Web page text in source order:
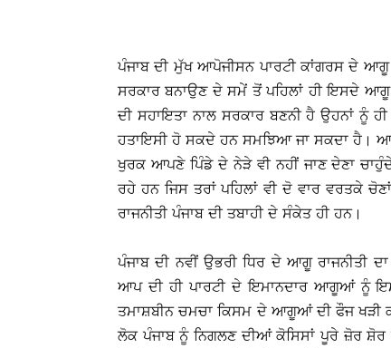
ਪੰਜਾਬ ਦੀ ਮੁੱਖ ਆਪੋਜੀਸਨ ਪਾਰਟੀ ਕਾਂਗਰਸ ਦੇ
ਸਰਕਾਰ ਬਨਾਉਣ ਦੇ ਸਮੇਂ ਤੋਂ ਪਹਿਲਾਂ ਹੀ ਇਸਦੇ
ਦੀ ਸਹਾਇਤਾ ਨਾਲ ਸਰਕਾਰ ਬਣਨੀ ਹੈ ਉਹਨਾਂ ਨੂੰ
ਹਤਾਇਸੀ ਹੋ ਸਕਦੇ ਹਨ ਸਮਝਿਆ ਜਾ ਸਕਦਾ ਹੈ।
ਖੁਰਕ ਆਪਣੇ ਪਿੰਡੇ ਦੇ ਨੇੜੇ ਵੀ ਨਹੀਂ ਜਾਣ ਦੇਣਾ
ਰਹੇ ਹਨ ਜਿਸ ਤਰਾਂ ਪਹਿਲਾਂ ਵੀ ਦੋ ਵਾਰ ਵਰਤਕੇ
ਰਾਜਨੀਤੀ ਪੰਜਾਬ ਦੀ ਤਬਾਹੀ ਦੇ ਸੰਕੇਤ ਹੀ ਹਨ।
ਪੰਜਾਬ ਦੀ ਨਵੀਂ ਉਭਰੀ ਧਿਰ ਦੇ ਆਗੂ
ਆਪ ਦੀ ਹੀ ਪਾਰਟੀ ਦੇ ਇਮਾਨਦਾਰ ਆਗੂਆਂ ਨੂੰ
ਤਮਾਸ਼ਬੀਨ ਚਮਚਾ ਕਿਸਮ ਦੇ ਆਗੂਆਂ ਦੀ ਫੌਜ ਖੜੀ
ਲੋਕ ਪੰਜਾਬ ਨੂੰ ਨਿਗਲਣ ਦੀਆਂ ਕੋਸਿਸਾਂ ਪੂਰੇ ਜ਼ੋਰ